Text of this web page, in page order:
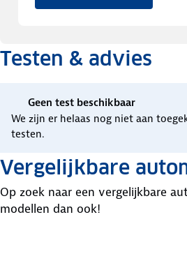
Testen & advies
Geen test beschikbaar
We zijn er helaas nog niet aan
testen.
Vergelijkbare
Op zoek naar een vergelijkbare
modellen dan ook!